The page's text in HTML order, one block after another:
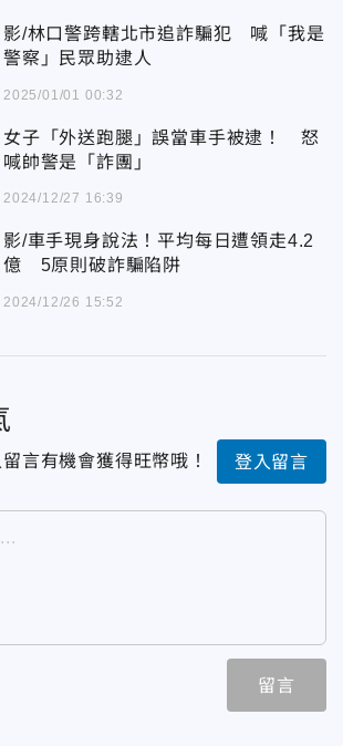
影/林口警跨轄北市追詐騙犯 喊「我是
警察」民眾助逮人
2025/01/01 00:32
女子「外送跑腿」誤當車手被逮！ 怒
喊帥警是「詐團」
2024/12/27 16:39
影/車手現身說法！平均每日遭領走4.2
億 5原則破詐騙陷阱
2024/12/26 15:52
言有機會獲得旺幣哦！ 登入留言
留言